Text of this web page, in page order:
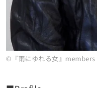
©『雨にゆれる女』members